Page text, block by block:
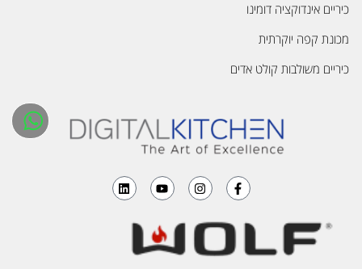
כיריים אינדוקציה דומינו
מכונת קפה יוקרתית
כיריים משולבות קולט אדים